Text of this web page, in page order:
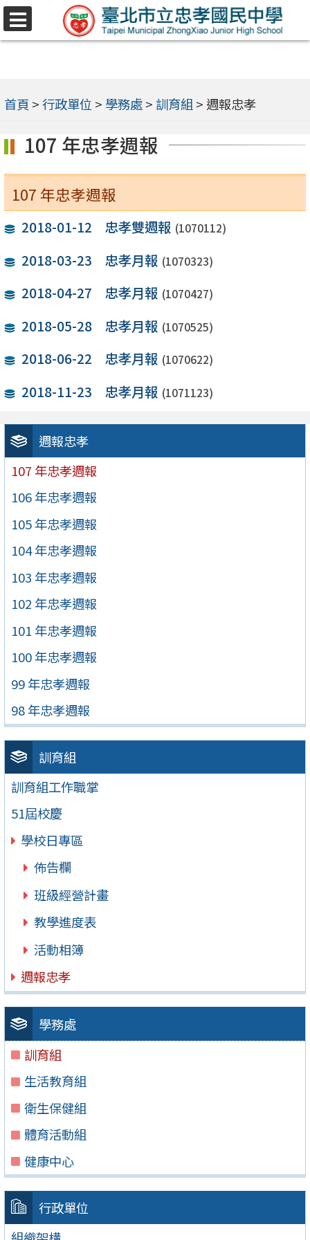
跳
至
內
選
首頁 > 行政單位 > 學務處> 訓育組 > 週報忠孝
週報忠孝
107 年忠孝週報
106 年忠孝週報
105 年忠孝週報
104 年忠孝週報
103 年忠孝週報
102 年忠孝週報
101 年忠孝週報
100 年忠孝週報
99 年忠孝週報
98 年忠孝週報
訓育組
訓育組工作職掌
51屆校慶
學校日專區
佈告欄
班級經營計畫
教學進度表
活動相簿
週報忠孝
學務處
訓育組
生活教育組
衛生保健組
體育活動組
健康中心
行政單位
107 年忠孝週報
107 年忠孝週報
2018-01-12 忠孝雙週報 (1070112)
2018-03-23 忠孝月報 (1070323)
2018-04-27 忠孝月報 (1070427)
2018-05-28 忠孝月報 (1070525)
2018-06-22 忠孝月報 (1070622)
2018-11-23 忠孝月報 (1071123)